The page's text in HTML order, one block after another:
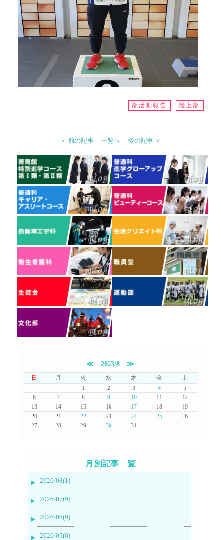
部活動報告 陸上部
＜ 前の記事 一覧へ 後の記事 ＞
≪2023/8 ≫
日 月 火 水 木 金
土
1
2 3 4
5
6
7 8 9 10 11
12
13
14 15 16 17 18
19
20
21 22 23 24 25
26
27
28 29 30 31
月別記事一覧
2026/08(1)
2026/07(9)
2026/06(9)
2026/05(6)